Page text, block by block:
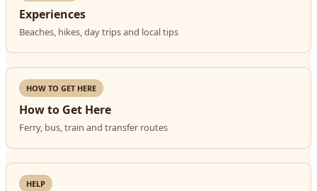
Experiences
Beaches, hikes, day trips and local tips
HOW TO GET HERE
How to Get Here
Ferry, bus, train and transfer routes
HELP